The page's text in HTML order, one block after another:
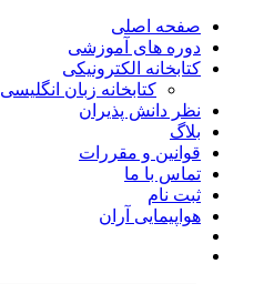
صفحه اصلی
دوره های آموزشی
کتابخانه الکترونیکی
کتابخانه زبان انگلیسی
نظر دانش پذیران
بلاگ
قوانین و مقررات
تماس با ما
ثبت نام
هواپیمایی آران